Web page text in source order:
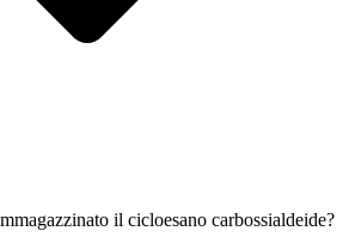
il cicloesano carbossialdeide?